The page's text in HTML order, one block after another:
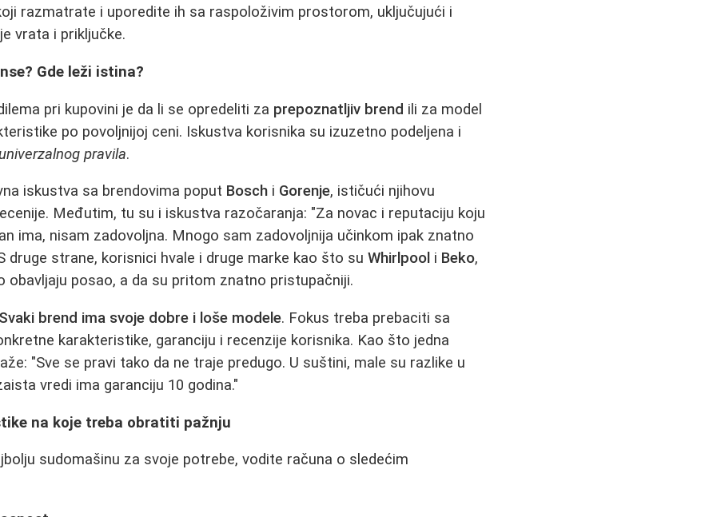
razmatrate i uporedite ih sa raspoloživim prostorom, uključujući i
vrata i priključke.
Gde leži istina?
pri kupovini je da li se opredeliti za prepoznatljiv brend ili za model
po povoljnijoj ceni. Iskustva korisnika su izuzetno podeljena i
pravila.
iskustva sa brendovima poput Bosch i Gorenje, ističući njihovu
Međutim, tu su i iskustva razočaranja: "Za novac i reputaciju koju
ima, nisam zadovoljna. Mnogo sam zadovoljnija učinkom ipak znatno
druge strane, korisnici hvale i druge marke kao što suWhirlpool i Beko,
obavljaju posao, a da su pritom znatno pristupačniji.
Svaki brend ima svoje dobre i loše modele. Fokus treba prebaciti sa
karakteristike, garanciju i recenzije korisnika. Kao što jedna
"Sve se pravi tako da ne traje predugo. U suštini, male su razlike u
vredi ima garanciju 10 godina."
na koje treba obratiti pažnju
sudomašinu za svoje potrebe, vodite računa o sledećim